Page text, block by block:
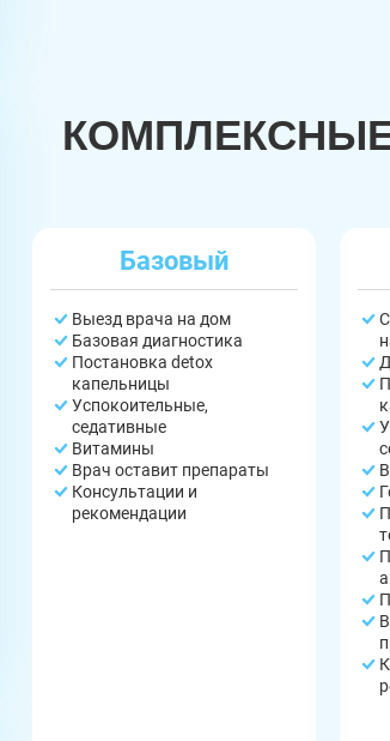
Базовый
Выезд врача на дом
Базовая диагностика
Постановка detox
капельницы
Успокоительные,
седативные
Витамины
Врач оставит препараты
Консультации и
рекомендации